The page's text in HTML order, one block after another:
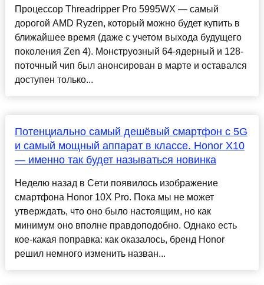
Процессор Threadripper Pro 5995WX — самый
дорогой AMD Ryzen, который можно будет купить в
ближайшее время (даже с учетом выхода будущего
поколения Zen 4). Монструозный 64-ядерный и 128-
поточный чип был анонсирован в марте и оставался
доступен только...
Потенциально самый дешёвый смартфон с 5G
и самый мощный аппарат в классе. Honor X10
— именно так будет называться новинка
Неделю назад в Сети появилось изображение
смартфона Honor 10X Pro. Пока мы не может
утверждать, что оно было настоящим, но как
минимум оно вполне правдоподобно. Однако есть
кое-какая поправка: как оказалось, бренд Honor
решил немного изменить назван...